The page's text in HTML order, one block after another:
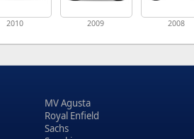
2010 2009 2008
MV Agusta
Royal Enfield
Sachs